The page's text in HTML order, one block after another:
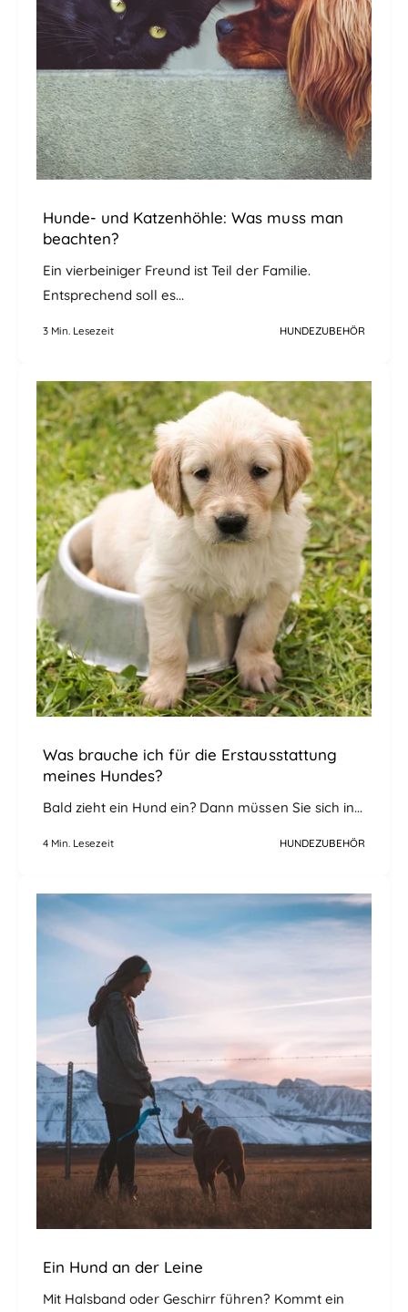
Hunde- und Katzenhöhle: Was muss man
beachten?
Ein vierbeiniger Freund ist Teil der Familie.
Entsprechend soll es...
3 Min. Lesezeit HUNDEZUBEHÖR
Was brauche ich für die Erstausstattung
meines Hundes?
Bald zieht ein Hund ein? Dann müssen Sie sich in...
4 Min. Lesezeit HUNDEZUBEHÖR
Ein Hund an der Leine
Mit Halsband oder Geschirr führen? Kommt ein